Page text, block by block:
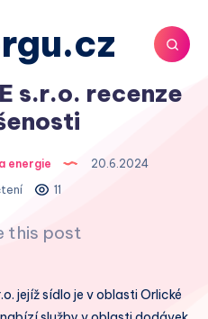
s.r.o. recenze
energie
20.6.2024
11
this post
jejíž sídlo je v oblasti Orlické